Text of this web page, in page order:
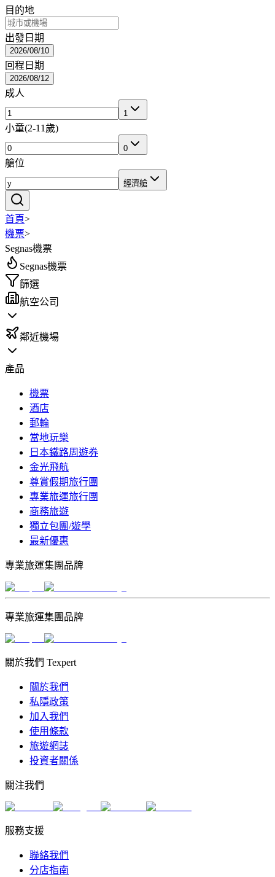
目的地
出發日期
2026/08/10
回程日期
2026/08/12
成人
1
小童(2-11歲)
0
艙位
經濟艙
首頁>
機票>
Segnas機票
Segnas機票
篩選
航空公司
鄰近機場
產品
機票
酒店
郵輪
當地玩樂
日本鐵路周遊券
金光飛航
尊賞假期旅行團
專業旅運旅行團
商務旅遊
獨立包團/遊學
最新優惠
專業旅運集團品牌
專業旅運集團品牌
關於我們 Texpert
關於我們
私隱政策
加入我們
使用條款
旅遊網誌
投資者關係
關注我們
服務支援
聯絡我們
分店指南